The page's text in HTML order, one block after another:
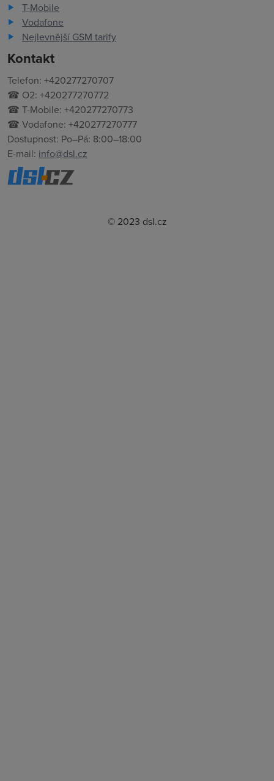
T-Mobile
Vodafone
Nejlevnější GSM tarify
Kontakt
Telefon: +420277270707
☎ O2: +420277270772
☎ T-Mobile: +420277270773
☎ Vodafone: +420277270777
Dostupnost: Po–Pá: 8:00–18:00
E-mail: info@dsl.cz
© 2023 dsl.cz